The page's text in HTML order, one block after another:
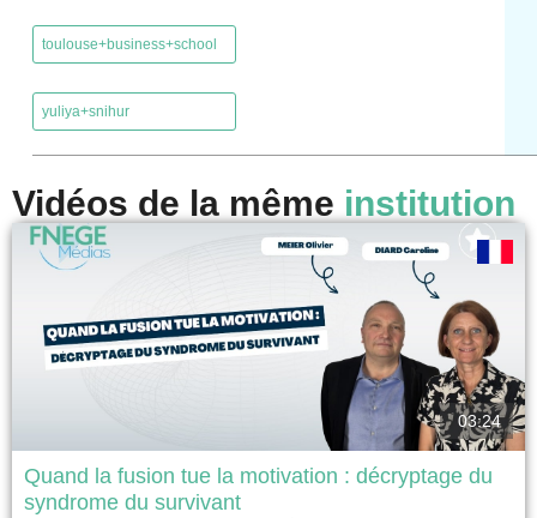
toulouse+business+school
yuliya+snihur
Vidéos de la même institution
Nous proposons, à travers un retour d’expérience autour de deux cas,
03:24
Quand la fusion tue la motivation : décryptage du
syndrome du survivant